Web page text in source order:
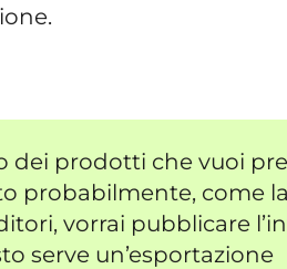
dei prodotti che vuoi
probabilmente, come la
vorrai pubblicare
serve un’esportazione